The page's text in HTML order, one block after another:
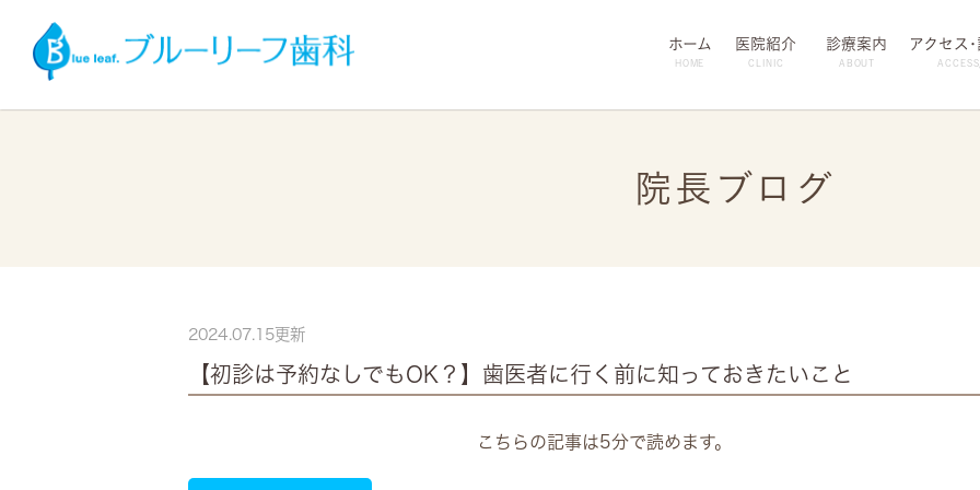
ホーム
HOME
医院紹介
CLINIC
診療案内
ABOUT
アクセス
院長ブログ
2024.07.15更新
【初診は予約なしでもOK？】歯医者に行く前に知っておきたいこと
こちらの記事は5分で読めます。